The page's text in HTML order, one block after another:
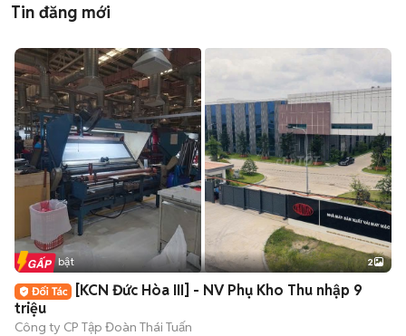
Tin đăng mới
Tin nổi bật 2
[KCN Đức Hòa III] - NV Phụ Kho Thu nhập 9
triệu
Công ty CP Tập Đoàn Thái Tuấn